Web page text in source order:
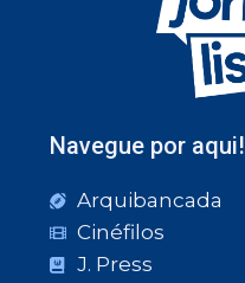
Navegue por aqui!
Arquibancada
Cinéfilos
J. Press